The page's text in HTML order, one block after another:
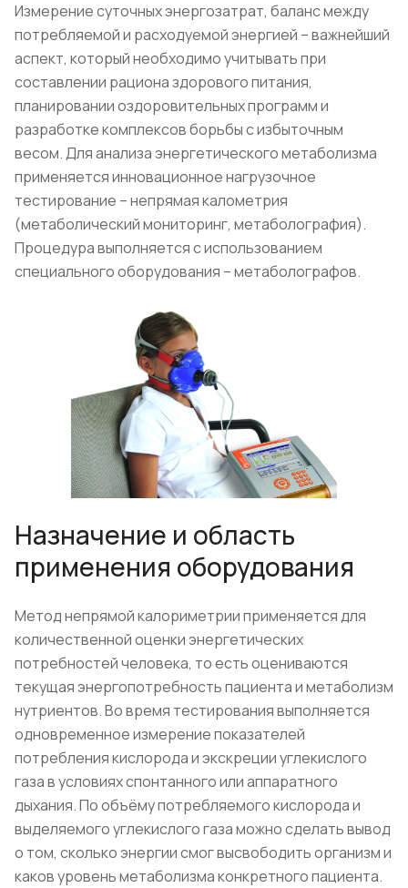
Измерение суточных энергозатрат, баланс между
потребляемой и расходуемой энергией – важнейший
аспект, который необходимо учитывать при
составлении рациона здорового питания,
планировании оздоровительных программ и
разработке комплексов борьбы с избыточным
весом. Для анализа энергетического метаболизма
применяется инновационное нагрузочное
тестирование – непрямая калометрия
(метаболический мониторинг, метаболография).
Процедура выполняется с использованием
специального оборудования – метаболографов.
Назначение и область
применения оборудования
Метод непрямой калориметрии применяется для
количественной оценки энергетических
потребностей человека, то есть оцениваются
текущая энергопотребность пациента и метаболизм
нутриентов. Во время тестирования выполняется
одновременное измерение показателей
потребления кислорода и экскреции углекислого
газа в условиях спонтанного или аппаратного
дыхания. По объёму потребляемого кислорода и
выделяемого углекислого газа можно сделать вывод
о том, сколько энергии смог высвободить организм и
каков уровень метаболизма конкретного пациента.